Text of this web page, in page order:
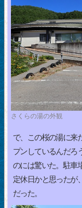
さくらの湯の外観
で、この桜の湯に来
プンしているんだろ
のには驚いた。駐車
定休日かと思ったが
だった。